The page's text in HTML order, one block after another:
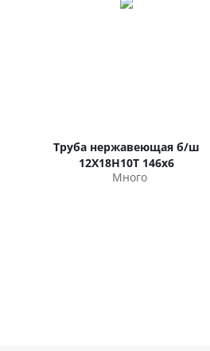
Труба нержавеющая б/ш
12Х18Н10Т 146х6
Много